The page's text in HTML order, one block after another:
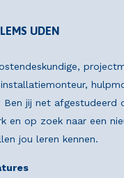
UDEN
Ben jij net afgestudeerd
en op zoek naar een
jou leren kennen.